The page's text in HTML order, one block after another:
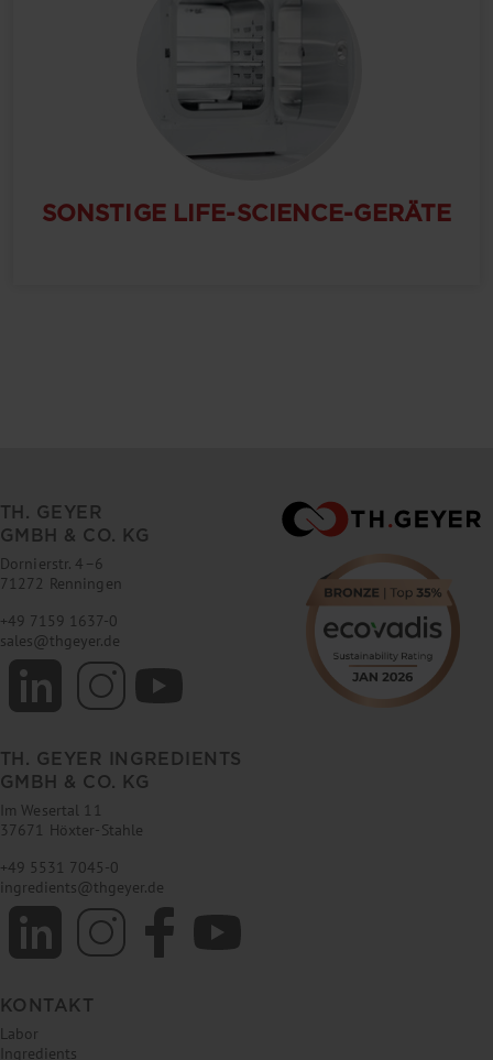
SONSTIGE LIFE-SCIENCE-GERÄTE
TH. GEYER
GMBH & CO. KG
Dornierstr. 4–6
71272 Renningen
+49 7159 1637-0
sales@thgeyer.de
TH. GEYER INGREDIENTS
GMBH & CO. KG
Im Wesertal 11
37671 Höxter-Stahle
+49 5531 7045-0
ingredients@thgeyer.de
KONTAKT
Labor
Ingredients